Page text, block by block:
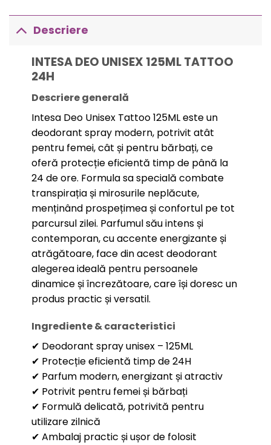
Descriere
INTESA DEO UNISEX 125ML TATTOO
24H
Descriere generală
Intesa Deo Unisex Tattoo 125ML este un
deodorant spray modern, potrivit atât
pentru femei, cât și pentru bărbați, ce
oferă protecție eficientă timp de până la
24 de ore. Formula sa specială combate
transpirația și mirosurile neplăcute,
menținând prospețimea și confortul pe tot
parcursul zilei. Parfumul său intens și
contemporan, cu accente energizante și
atrăgătoare, face din acest deodorant
alegerea ideală pentru persoanele
dinamice și încrezătoare, care își doresc un
produs practic și versatil.
Ingrediente & caracteristici
✔ Deodorant spray unisex – 125ML
✔ Protecție eficientă timp de 24H
✔ Parfum modern, energizant și atractiv
✔ Potrivit pentru femei și bărbați
✔ Formulă delicată, potrivită pentru
utilizare zilnică
✔ Ambalaj practic și ușor de folosit